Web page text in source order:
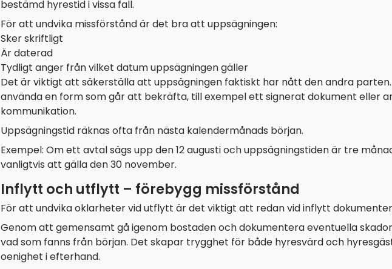
bestämd hyrestid i vissa fall.
För att undvika missförstånd är det bra att uppsägningen:
Sker skriftligt
Är daterad
Tydligt anger från vilket datum uppsägningen gäller
Det är viktigt att säkerställa att uppsägningen faktiskt har nått den andra
använda en form som går att bekräfta, till exempel ett signerat dokument eller
kommunikation.
Uppsägningstid räknas ofta från nästa kalendermånads början.
Exempel: Om ett avtal sägs upp den 12 augusti och uppsägningstiden är tre
vanligtvis att gälla den 30 november.
Inflytt och utflytt – förebygg missförstånd
För att undvika oklarheter vid utflytt är det viktigt att redan vid inflytt
Genom att gemensamt gå igenom bostaden och dokumentera eventuella
vad som fanns från början. Det skapar trygghet för både hyresvärd och
oenighet i efterhand.